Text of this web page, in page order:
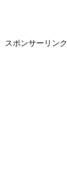
スポンサーリンク